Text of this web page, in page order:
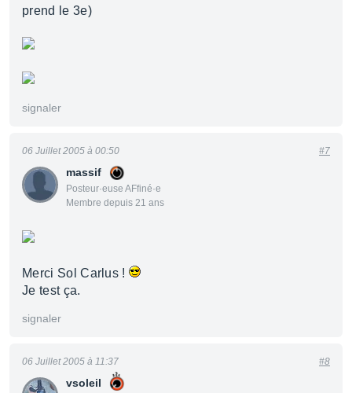
prend le 3e)
signaler
massif
Posteur·euse AFfiné·e
Membre depuis 21 ans
06 Juillet 2005 à 00:50 #7
Merci Sol Carlus !
Je test ça.
signaler
vsoleil
06 Juillet 2005 à 11:37 #8